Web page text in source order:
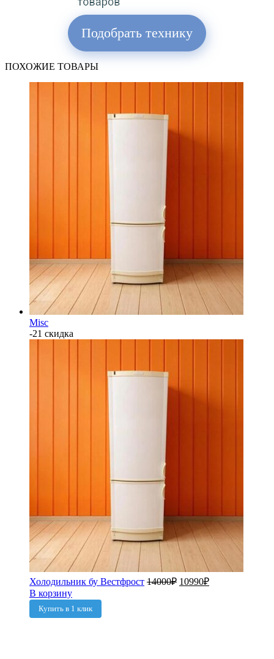
Подобрать технику
ПОХОЖИЕ ТОВАРЫ
Misc
-21 скидка
Холодильник бу Вестфрост 14000₽ 10990₽
В корзину
Купить в 1 клик